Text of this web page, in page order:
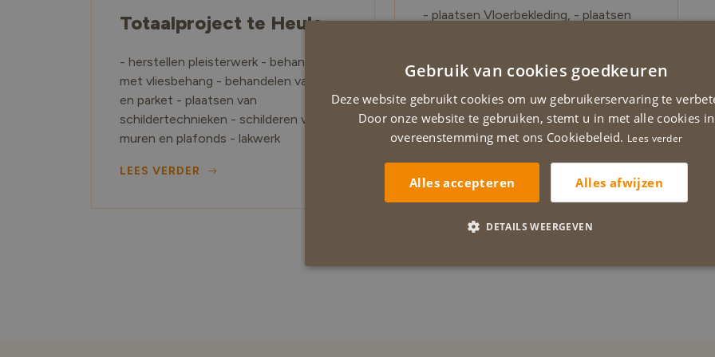
Totaalproject te Heule.
- herstellen pleisterwerk - behangen
met vliesbehang - behandelen van hout
en parket - plaatsen van
schildertechnieken - schilderen van de
muren en plafonds - lakwerk
LEES VERDER
- plaatsen Vloerbekleding, - plaatsen
Behangen, - landelijk schilderen met
kleuradvies
LEES VERDER
Gebruik van cookies goedkeuren
Deze website gebruikt cookies om uw gebruikerservaring te
Door onze website te gebruiken, stemt u in met alle cookies in
overeenstemming met ons Cookiebeleid. Lees verder
Alles accepteren Alles afwijzen
DETAILS WEERGEVEN